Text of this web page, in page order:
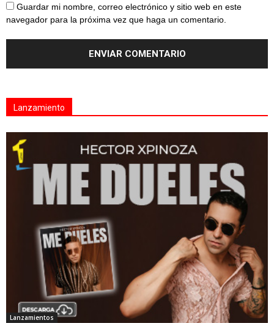
Guardar mi nombre, correo electrónico y sitio web en este
navegador para la próxima vez que haga un comentario.
Lanzamiento
Lanzamientos